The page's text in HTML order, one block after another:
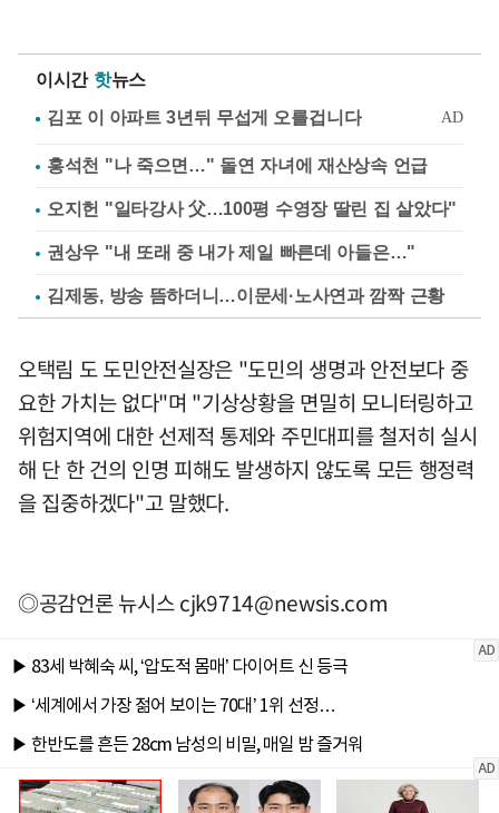
이시간 핫뉴스
홍석천 "나 죽으면…" 돌연 자녀에 재산상속 언급
오지헌 "일타강사 父…100평 수영장 딸린 집 살았다"
권상우 "내 또래 중 내가 제일 빠른데 아들은…"
김제동, 방송 뜸하더니…이문세·노사연과 깜짝 근황
오택림 도 도민안전실장은 "도민의 생명과 안전보다 중
요한 가치는 없다"며 "기상상황을 면밀히 모니터링하고
위험지역에 대한 선제적 통제와 주민대피를 철저히 실시
해 단 한 건의 인명 피해도 발생하지 않도록 모든 행정력
을 집중하겠다"고 말했다.
◎공감언론 뉴시스cjk9714@newsis.com